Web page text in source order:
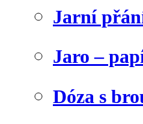
Jarní
Jaro –
Dóza s